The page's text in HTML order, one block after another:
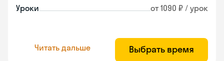
Уроки от 1090 ₽ / урок
Читать дальше Выбрать время